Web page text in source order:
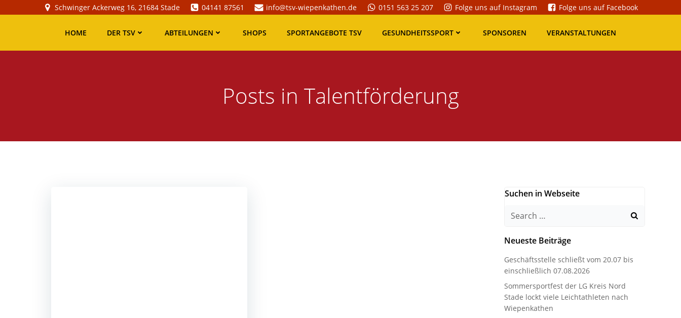
Inhalt
Schwinger Ackerweg 16, 21684 Stade 04141 87561 info@tsv-wiepenkathen.de 0151 563 25 207 Folge uns auf Instagram Folge uns auf Facebook
HOME DER TSV ABTEILUNGEN SHOPS SPORTANGEBOTE TSV GESUNDHEITSSPORT SPONSOREN VERANSTALTUNGEN
Posts in Talentförderung
Suchen in Webseite
Search
Neueste Beiträge
Geschäftsstelle schließt vom 20.07 bis
einschließlich 07.08.2026
Sommersportfest der LG Kreis Nord
Stade lockt viele Leichtathleten nach
Wiepenkathen